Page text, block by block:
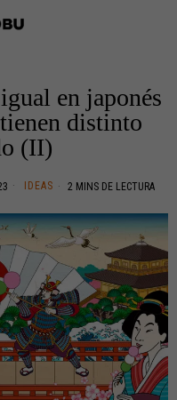
en japonés
distinto
(II)
IDEAS 2 MINS DE LECTURA